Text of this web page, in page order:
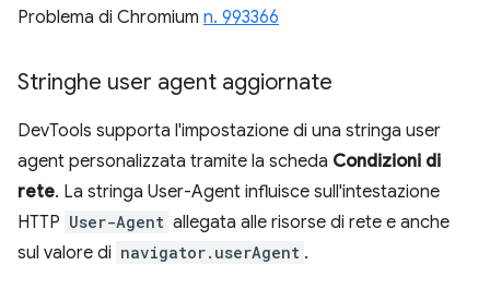
Problema di Chromium n. 993366
Stringhe user agent aggiornate
DevTools supporta l'impostazione di una stringa user
agent personalizzata tramite la scheda Condizioni di
rete. La stringa User-Agent influisce sull'intestazione
HTTP User-Agent allegata alle risorse di rete e anche
sul valore di navigator.userAgent .